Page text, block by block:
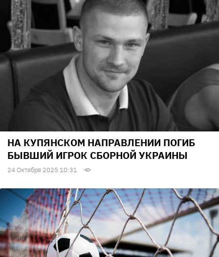
НА КУПЯНСКОМ НАПРАВЛЕНИИ ПОГИБ
БЫВШИЙ ИГРОК СБОРНОЙ УКРАИНЫ
24 Октября 2025 10:31